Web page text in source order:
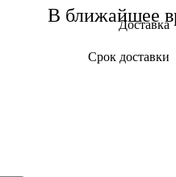
В ближайшее
Доставка
Cрок доставки